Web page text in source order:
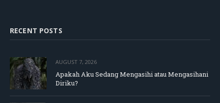
RECENT POSTS
AUGUST 7, 2026
Apakah Aku Sedang Mengasihi atau Mengasihani
Diriku?